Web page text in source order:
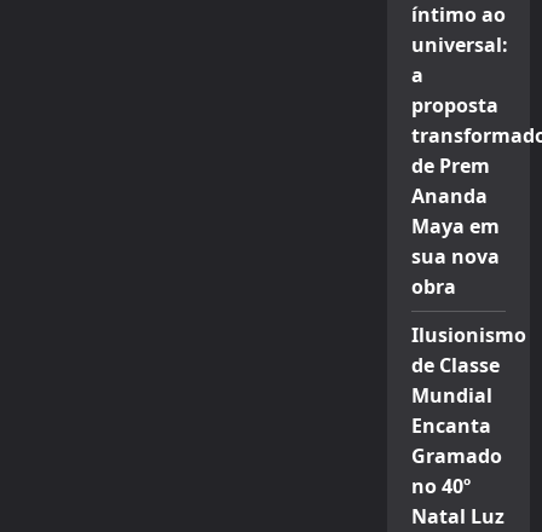
íntimo ao
universal:
a
proposta
de Prem
Ananda
Maya em
sua nova
obra
Ilusionismo
de Classe
Mundial
Encanta
Gramado
no 40º
Natal Luz